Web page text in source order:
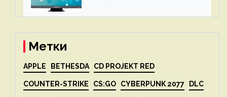
Метки
APPLE BETHESDA CD PROJEKT RED
COUNTER-STRIKE CS:GO CYBERPUNK 2077 DLC